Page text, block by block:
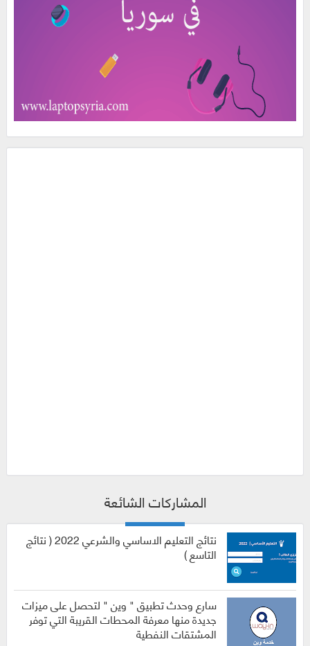
المشاركات الشائعة
نتائج التعليم الاساسي والشرعي 2022 ( نتائج
التاسع )
سارع وحدث تطبيق " وين " لتحصل على ميزات
جديدة منها معرفة المحطات القريبة التي توفر
المشتقات النفطية